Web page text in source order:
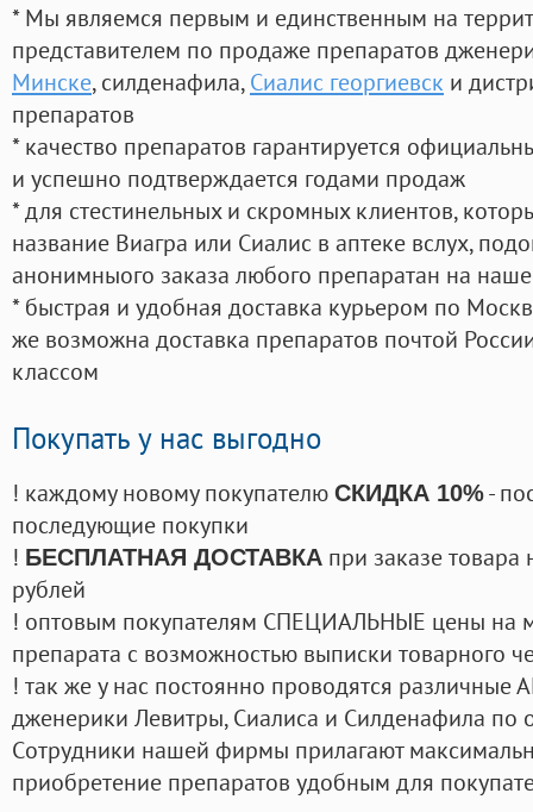
* Мы являемся первым и единственным на
представителем по продаже препаратов
Минске, силденафила, Сиалис георгиевск и
препаратов
* качество препаратов гарантируется
и успешно подтверждается годами продаж
* для стестинельных и скромных клиентов,
название Виагра или Сиалис в аптеке вслух,
анонимныого заказа любого препаратан на
* быстрая и удобная доставка курьером по
же возможна доставка препаратов почтой
классом
Покупать у нас выгодно
! каждому новому покупателю СКИДКА 10%-
последующие покупки
! БЕСПЛАТНАЯ ДОСТАВКА при заказе
рублей
! оптовым покупателям СПЕЦИАЛЬНЫЕ цены на
препарата с возможностью выписки товарного
! так же у нас постоянно проводятся
дженерики Левитры, Сиалиса и Силденафила по
Cотрудники нашей фирмы прилагают
приобретение препаратов удобным для